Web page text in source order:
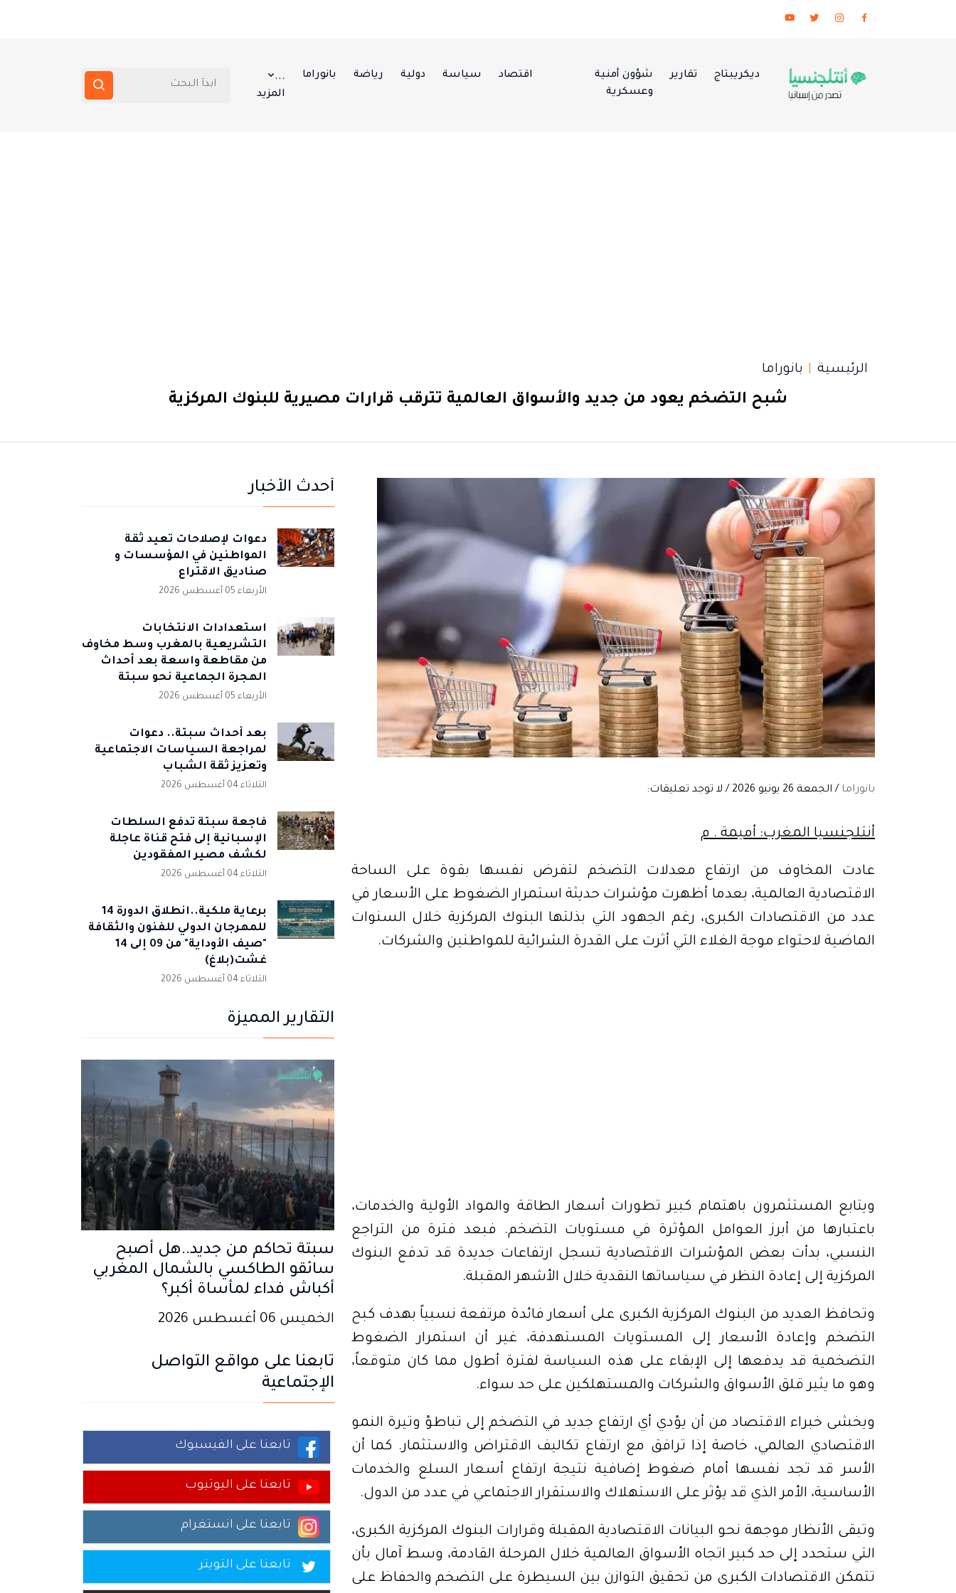
ديكريبتاج تقارير
شؤون أمنية
وعسكرية
اقتصاد سياسة دولية رياضة بانوراما
...
المزيد
الرئيسية بانوراما
شبح التضخم يعود من جديد والأسواق العالمية تترقب قرارات مصيرية للبنوك المركزية
بانوراما / الجمعة 26 يونيو 2026 / لا توجد تعليقات:
أنتلجنسيا المغرب: أميمة . م
عادت المخاوف من ارتفاع معدلات التضخم لتفرض نفسها بقوة على الساحة
الاقتصادية العالمية، بعدما أظهرت مؤشرات حديثة استمرار الضغوط على الأسعار في
عدد من الاقتصادات الكبرى، رغم الجهود التي بذلتها البنوك المركزية خلال السنوات
الماضية لاحتواء موجة الغلاء التي أثرت على القدرة الشرائية للمواطنين والشركات.
ويتابع المستثمرون باهتمام كبير تطورات أسعار الطاقة والمواد الأولية والخدمات،
باعتبارها من أبرز العوامل المؤثرة في مستويات التضخم. فبعد فترة من التراجع
النسبي، بدأت بعض المؤشرات الاقتصادية تسجل ارتفاعات جديدة قد تدفع البنوك
المركزية إلى إعادة النظر في سياساتها النقدية خلال الأشهر المقبلة.
وتحافظ العديد من البنوك المركزية الكبرى على أسعار فائدة مرتفعة نسبياً بهدف كبح
التضخم وإعادة الأسعار إلى المستويات المستهدفة، غير أن استمرار الضغوط
التضخمية قد يدفعها إلى الإبقاء على هذه السياسة لفترة أطول مما كان متوقعاً،
وهو ما يثير قلق الأسواق والشركات والمستهلكين على حد سواء.
ويخشى خبراء الاقتصاد من أن يؤدي أي ارتفاع جديد في التضخم إلى تباطؤ وتيرة النمو
الاقتصادي العالمي، خاصة إذا ترافق مع ارتفاع تكاليف الاقتراض والاستثمار. كما أن
الأسر قد تجد نفسها أمام ضغوط إضافية نتيجة ارتفاع أسعار السلع والخدمات
الأساسية، الأمر الذي قد يؤثر على الاستهلاك والاستقرار الاجتماعي في عدد من الدول.
وتبقى الأنظار موجهة نحو البيانات الاقتصادية المقبلة وقرارات البنوك المركزية الكبرى،
التي ستحدد إلى حد كبير اتجاه الأسواق العالمية خلال المرحلة القادمة، وسط آمال بأن
تتمكن الاقتصادات الكبرى من تحقيق التوازن بين السيطرة على التضخم والحفاظ على
أحدث الأخبار
دعوات لإصلاحات تعيد ثقة
المواطنين في المؤسسات و
صناديق الاقتراع
الأربعاء 05 أغسطس 2026
استعدادات الانتخابات
التشريعية بالمغرب وسط مخاوف
من مقاطعة واسعة بعد أحداث
الهجرة الجماعية نحو سبتة
الأربعاء 05 أغسطس 2026
بعد أحداث سبتة.. دعوات
لمراجعة السياسات الاجتماعية
وتعزيز ثقة الشباب
الثلاثاء 04 أغسطس 2026
فاجعة سبتة تدفع السلطات
الإسبانية إلى فتح قناة عاجلة
لكشف مصير المفقودين
الثلاثاء 04 أغسطس 2026
برعاية ملكية..انطلاق الدورة 14
للمهرجان الدولي للفنون والثقافة
"صيف الأوداية" من 09 إلى 14
غشت(بلاغ)
الثلاثاء 04 أغسطس 2026
التقارير المميزة
سبتة تحاكم من جديد..هل أصبح
سائقو الطاكسي بالشمال المغربي
أكباش فداء لمأساة أكبر؟
الخميس 06 أغسطس 2026
تابعنا على مواقع التواصل
الإجتماعية
تابعنا على الفيسبوك
تابعنا على اليوتيوب
تابعنا على انستغرام
تابعنا على التويتر